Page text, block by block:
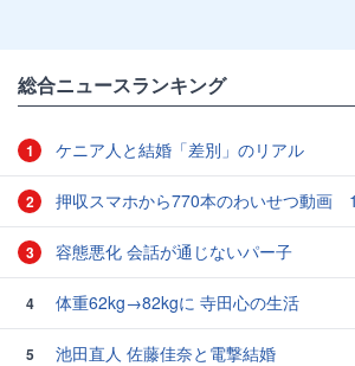
総合ニュースランキング
1 ケニア人と結婚「差別」のリアル
2 押収スマホから770本のわいせつ動画 15歳少女に酒と薬飲ませ性的暴行か 54歳男を再
3 容態悪化 会話が通じないパー子
4 体重62kg→82kgに 寺田心の生活
5
池田直人 佐藤佳奈と電撃結婚